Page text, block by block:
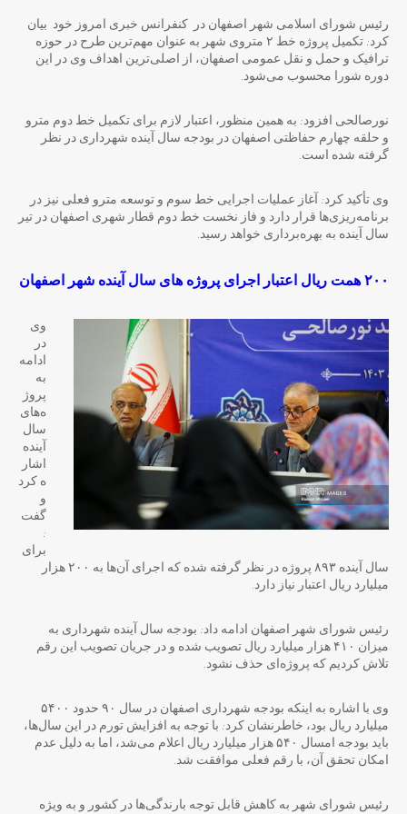
رئیس شورای اسلامی شهر اصفهان در کنفرانس خبری امروز خود بیان
کرد: تکمیل پروژه خط ۲ متروی شهر به عنوان مهم‌ترین طرح در حوزه
ترافیک و حمل و نقل عمومی اصفهان، از اصلی‌ترین اهداف وی در این
دوره شورا محسوب می‌شود.
نورصالحی افزود: به همین منظور، اعتبار لازم برای تکمیل خط دوم مترو
و حلقه چهارم حفاظتی اصفهان در بودجه سال آینده شهرداری در نظر
گرفته شده است.
وی تأکید کرد: آغاز عملیات اجرایی خط سوم و توسعه مترو فعلی نیز در
برنامه‌ریزی‌ها قرار دارد و فاز نخست خط دوم قطار شهری اصفهان در تیر
سال آینده به بهره‌برداری خواهد رسید.
۲۰۰ همت ریال اعتبار اجرای پروژه های سال آینده شهر اصفهان
وی
در
ادامه
به
پروژ
ه‌های
سال
آینده
اشار
ه کرد
و
گفت
:
برای
سال آینده ۸۹۳ پروژه در نظر گرفته شده که اجرای آن‌ها به ۲۰۰ هزار
میلیارد ریال اعتبار نیاز دارد.
رئیس شورای شهر اصفهان ادامه داد: بودجه سال آینده شهرداری به
میزان ۴۱۰ هزار میلیارد ریال تصویب شده و در جریان تصویب این رقم
تلاش کردیم که پروژه‌ای حذف نشود.
وی با اشاره به اینکه بودجه شهرداری اصفهان در سال ۹۰ حدود ۵۴۰۰
میلیارد ریال بود، خاطرنشان کرد: با توجه به افزایش تورم در این سال‌ها،
باید بودجه امسال ۵۴۰ هزار میلیارد ریال اعلام می‌شد، اما به دلیل عدم
امکان تحقق آن، با رقم فعلی موافقت شد.
رئیس شورای شهر به کاهش قابل توجه بارندگی‌ها در کشور و به ویژه